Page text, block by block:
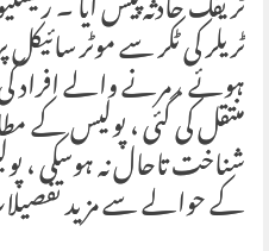
ہوئے ، مرنے والے افراد
منتقل کی گئی ، پولیس کے
شناخت تاحال نہ ہوسکی ،
کے حوالے سے مزید